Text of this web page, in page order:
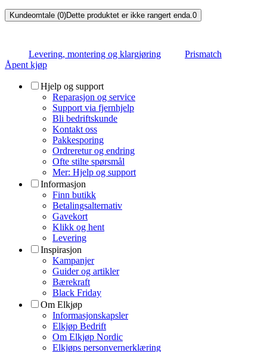
Kundeomtale (0)Dette produktet er ikke rangert enda. 0
Levering, montering og klargjøring
Prismatch
Åpent kjøp
Hjelp og support
Reparasjon og service
Support via fjernhjelp
Bli bedriftskunde
Kontakt oss
Pakkesporing
Ordreretur og endring
Ofte stilte spørsmål
Mer: Hjelp og support
Informasjon
Finn butikk
Betalingsalternativ
Gavekort
Klikk og hent
Levering
Inspirasjon
Kampanjer
Guider og artikler
Bærekraft
Black Friday
Om Elkjøp
Informasjonskapsler
Elkjøp Bedrift
Om Elkjøp Nordic
Elkjøps personvernerklæring